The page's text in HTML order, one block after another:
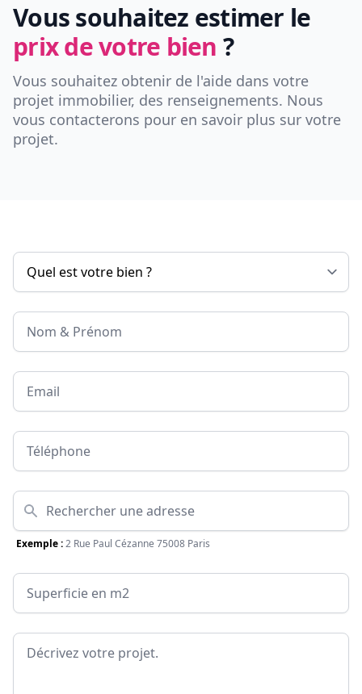
Vous souhaitez estimer le
prix de votre bien ?
Vous souhaitez obtenir de l'aide dans votre
projet immobilier, des renseignements. Nous
vous contacterons pour en savoir plus sur votre
projet.
Nom & Prénom
Email
Téléphone
Adresse
Exemple :2 Rue Paul Cézanne 75008 Paris
Surface
Message